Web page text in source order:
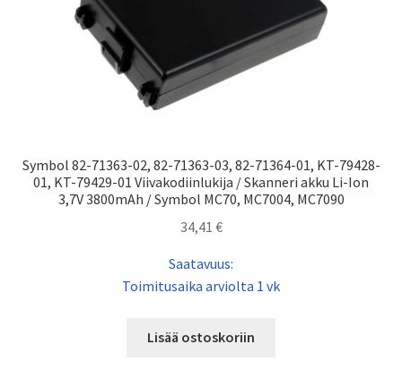
Symbol 82-71363-02, 82-71363-03, 82-71364-01, KT-79428-
01, KT-79429-01 Viivakodiinlukija / Skanneri akku Li-Ion
3,7V 3800mAh / Symbol MC70, MC7004, MC7090
34,41 €
Saatavuus:
Toimitusaika arviolta 1 vk
Lisää ostoskoriin